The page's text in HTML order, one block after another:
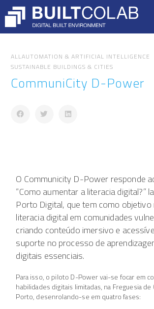
ALLAUTOMATION & ARTIFICIAL INTELLIGENCE
SUSTAINABLE BUILDINGS & CITIES
CommuniCity D-Power
O Communicity D-Power responde
“Como aumentar a literacia digital?”
Porto Digital, que tem como
literacia digital em comunidades
criando conteúdo imersivo e
suporte no processo de
digitais essenciais.
Para isso, o piloto D-Power vai-se focar em
habilidades digitais limitadas, na Freguesia de
Porto, desenrolando-se em quatro fases: